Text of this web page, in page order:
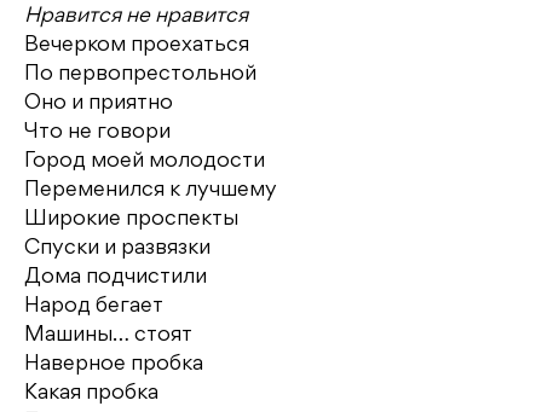
Нравится не нравится
Вечерком проехаться
По первопрестольной
Оно и приятно
Что не говори
Город моей молодости
Переменился к лучшему
Широкие проспекты
Спуски и развязки
Дома подчистили
Народ бегает
Машины… стоят
Наверное пробка
Какая пробка